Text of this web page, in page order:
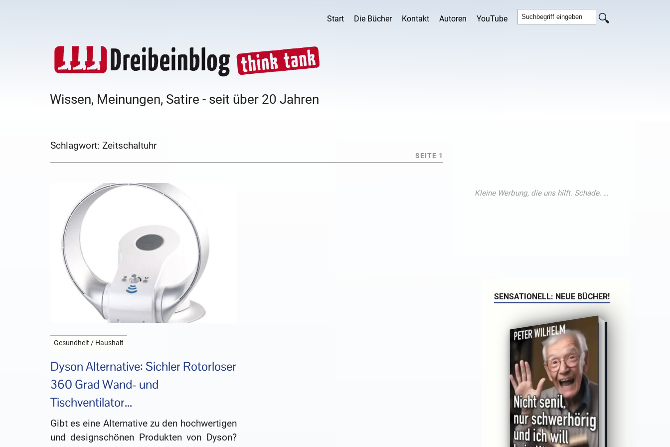
Start Die Bücher Kontakt Autoren YouTube
Wissen, Meinungen, Satire - seit über 20 Jahren
Schlagwort: Zeitschaltuhr
SEITE 1
Gesundheit / Haushalt
Dyson Alternative: Sichler Rotorloser
360 Grad Wand- und
Tischventilator...
Gibt es eine Alternative zu den hochwertigen
und designschönen Produkten von Dyson?
SENSATIONELL: NEUE BÜCHER!